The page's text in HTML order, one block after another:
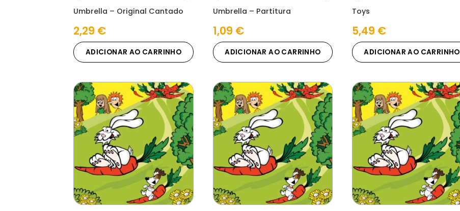
Umbrella – Original Cantado
2,29 €
ADICIONAR AO CARRINHO
Umbrella – Partitura
1,09 €
ADICIONAR AO CARRINHO
Toys
5,49 €
ADICIONAR AO CARRINHO